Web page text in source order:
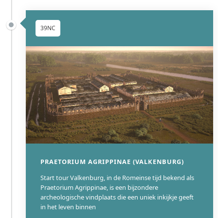
de massieve bunkers zijn bewaard gebleven, deels verscholen
in de duinen. De Batterij Goeree is de thuisbasis van het
Atlantikwall Museum Goeree, dat een aantal bunkers heeft
opengesteld en een gedetailleerd beeld geeft van de
geschiedenis van de Festung en het dagelijkse leven van de
Duitse soldaten.
De bunkers van Festung Goeree zijn rijksmonumenten en
vormen een belangrijk cultureel erfgoed dat herinnert aan een
donkere periode in de Nederlandse geschiedenis. Ze zijn een
tastbare getuigenis van de enorme schaal van de Atlantikwall
en de impact van de Tweede Wereldoorlog op de
39NC
PRAETORIUM AGRIPPINAE (VALKENBURG)
Start tour Valkenburg, in de Romeinse tijd bekend als
Praetorium Agrippinae, is een bijzondere
archeologische vindplaats die een uniek inkijkje geeft
in het leven binnen